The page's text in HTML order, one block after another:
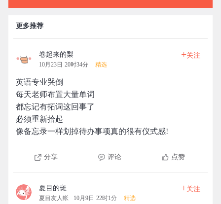
更多推荐
卷起来的梨
10月23日 20时34分 精选
+关注
英语专业哭倒
每天老师布置大量单词
都忘记有拓词这回事了
必须重新拾起
像备忘录一样划掉待办事项真的很有仪式感!
分享 评论 点赞
夏目的斑
夏目友人帐 10月9日 22时1分 精选
+关注